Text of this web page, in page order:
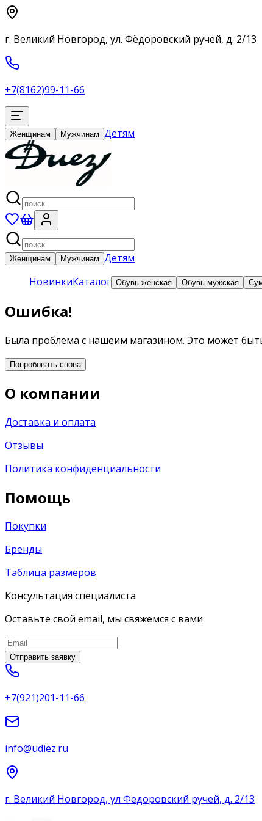
г. Великий Новгород, ул. Фёдоровский ручей, д. 2/13
+7(8162)99-11-66
Женщинам Мужчинам Детям
Женщинам Мужчинам Детям
НовинкиКаталог Обувь женская Обувь мужская
Ошибка!
Была проблема с нашеим магазином. Это может
Попробовать снова
О компании
Доставка и оплата
Отзывы
Политика конфиденциальности
Помощь
Покупки
Бренды
Таблица размеров
Консультация специалиста
Оставьте свой email, мы свяжемся с вами
Отправить заявку
+7(921)201-11-66
info@udiez.ru
г. Великий Новгород, ул Федоровский ручей, д. 2/13